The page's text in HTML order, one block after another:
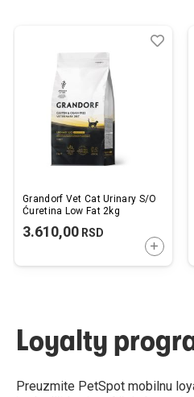
Grandorf Vet Cat Urinary S/O
Ćuretina Low Fat 2kg
3.610,00 RSD
Dodaj
Loyalty
Preuzmite PetSpot mobilnu